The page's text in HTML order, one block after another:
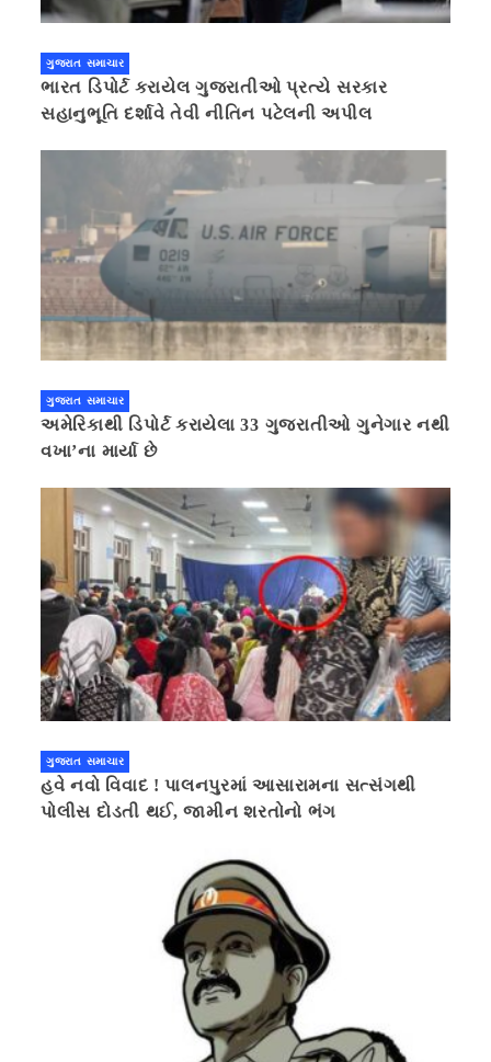
ગુજરાત સમાચાર
ભારત ડિપોર્ટ કરાયેલ ગુજરાતીઓ પ્રત્યે સરકાર
સહાનુભૂતિ દર્શાવે તેવી નીતિન પટેલની અપીલ
ગુજરાત સમાચાર
અમેરિકાથી ડિપોર્ટ કરાયેલા 33 ગુજરાતીઓ ગુનેગાર નથી
વખા’ના માર્યા છે
ગુજરાત સમાચાર
હવે નવો વિવાદ ! પાલનપુરમાં આસારામના સત્સંગથી
પોલીસ દોડતી થઈ, જામીન શરતોનો ભંગ